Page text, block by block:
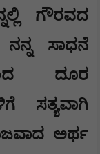
ಗೌರವದ
ಸಾಧನೆ
ದೂರ
ಸತ್ಯವಾಗಿ
ಅರ್ಥ